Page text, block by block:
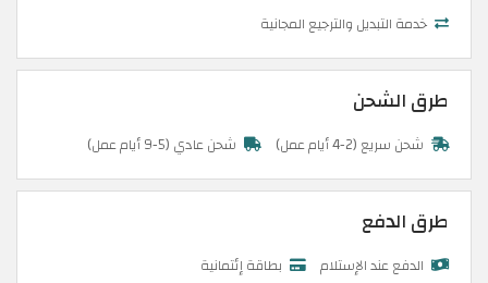
خدمة التبديل والترجيع المجانية
طرق الشحن
شحن سريع (2-4 أيام عمل) شحن عادي (5-9 أيام عمل)
طرق الدفع
الدفع عند الإستلام بطاقة إئتمانية